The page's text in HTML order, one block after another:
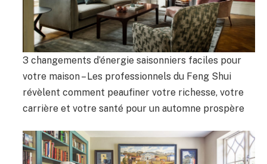
3 changements d’énergie saisonniers faciles pour
votre maison – Les professionnels du Feng Shui
révèlent comment peaufiner votre richesse, votre
carrière et votre santé pour un automne prospère